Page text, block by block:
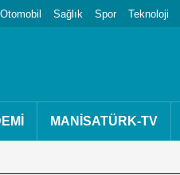
Otomobil Sağlık Spor Teknoloji
MANİSATÜRK-TV